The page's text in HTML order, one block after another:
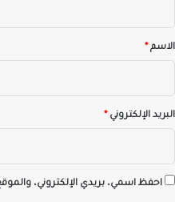
*الاسم *
البريد الإلكتروني *
احفظ اسمي، بريدي الإلكتروني،